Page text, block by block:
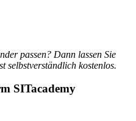
passen? Dann lassen Sie
selbstverständlich kostenlos.
SITacademy